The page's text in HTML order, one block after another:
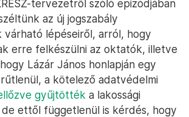
tervezetről szóló epizódjában
az új jogszabály
várható lépéseiről, arról, hogy
erre felkészülni az oktatók, illetve
Lázár János honlapján egy
a kötelező adatvédelmi
gyűjtötték a lakossági
ettől függetlenül is kérdés, hogy